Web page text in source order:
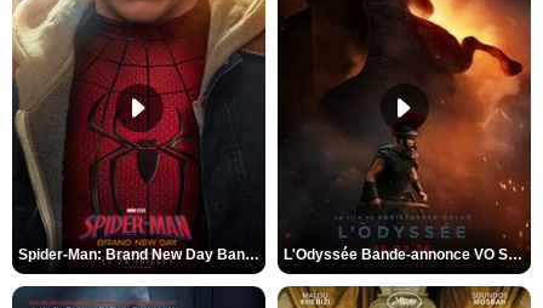
Spider-Man: Brand New Day Bande-annonce VO STFR L'Odyssée Bande-annonce VO STFR